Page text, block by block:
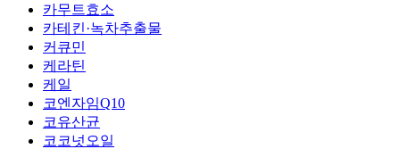
카무트효소
카테킨·녹차추출물
커큐민
케라틴
케일
코엔자임Q10
코유산균
코코넛오일